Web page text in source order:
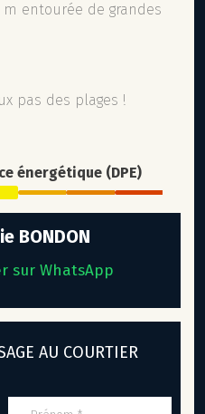
entourée de grandes
pas des plages !
énergétique (DPE)
BONDON
sur WhatsApp
AU COURTIER